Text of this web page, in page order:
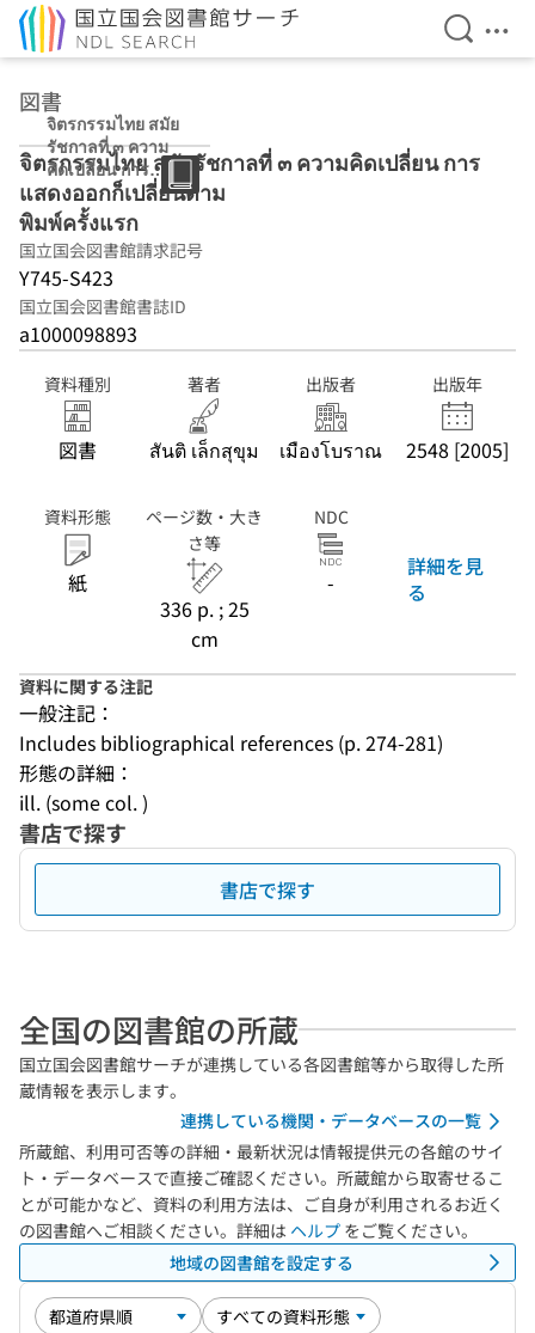
検索を
メ
図書
จิตรกรรมไทย สมัย
รัชกาลที่ ๓ ความ
คิดเปลี่ยน การ
แสดงออกก็เปลี่ยน
ตาม พิมพ์ครั้งแรก
จิตรกรรมไทย สมัยรัชกาลที่ ๓ ความคิดเปลี่ยน การ
แสดงออกก็เปลี่ยนตาม
พิมพ์ครั้งแรก
国立国会図書館請求記号
Y745-S423
国立国会図書館書誌ID
a1000098893
資料種別
図書
著者
สันติ เล็กสุขุม
出版者
เมืองโบราณ
出版年
2548 [2005]
資料形態
紙
ページ数・大き
さ等
336 p. ; 25
cm
NDC
-
詳細を見
る
資料に関する注記
一般注記：
Includes bibliographical references (p. 274-281)
形態の詳細：
ill. (some col. )
書店で探す
書店で探す
全国の図書館の所蔵
国立国会図書館サーチが連携している各図書館等から取得した所
蔵情報を表示します。
連携している機関・データベースの一覧
所蔵館、利用可否等の詳細・最新状況は情報提供元の各館のサイ
ト・データベースで直接ご確認ください。所蔵館から取寄せるこ
とが可能かなど、資料の利用方法は、ご自身が利用されるお近く
の図書館へご相談ください。詳細は ヘルプ をご覧ください。
地域の図書館を設定する